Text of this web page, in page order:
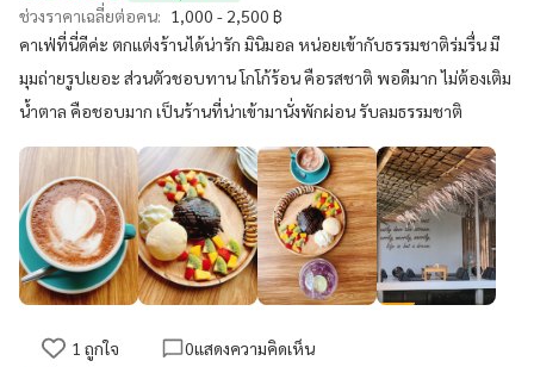
ช่วงราคาเฉลี่ยต่อคน: 1,000 - 2,500 ฿
คาเฟ่ที่นี่ดีค่ะ ตกแต่งร้านได้น่ารัก มินิมอล หน่อยเข้ากับธรรมชาติร่มรื่น มี
มุมถ่ายรูปเยอะ ส่วนตัวชอบทาน โกโก้ร้อน คือรสชาติ พอดีมาก ไม่ต้องเติม
น้ำตาล คือชอบมาก เป็นร้านที่น่าเข้ามานั่งพักผ่อน รับลมธรรมชาติ
1 ถูกใจ 0แสดงความคิดเห็น